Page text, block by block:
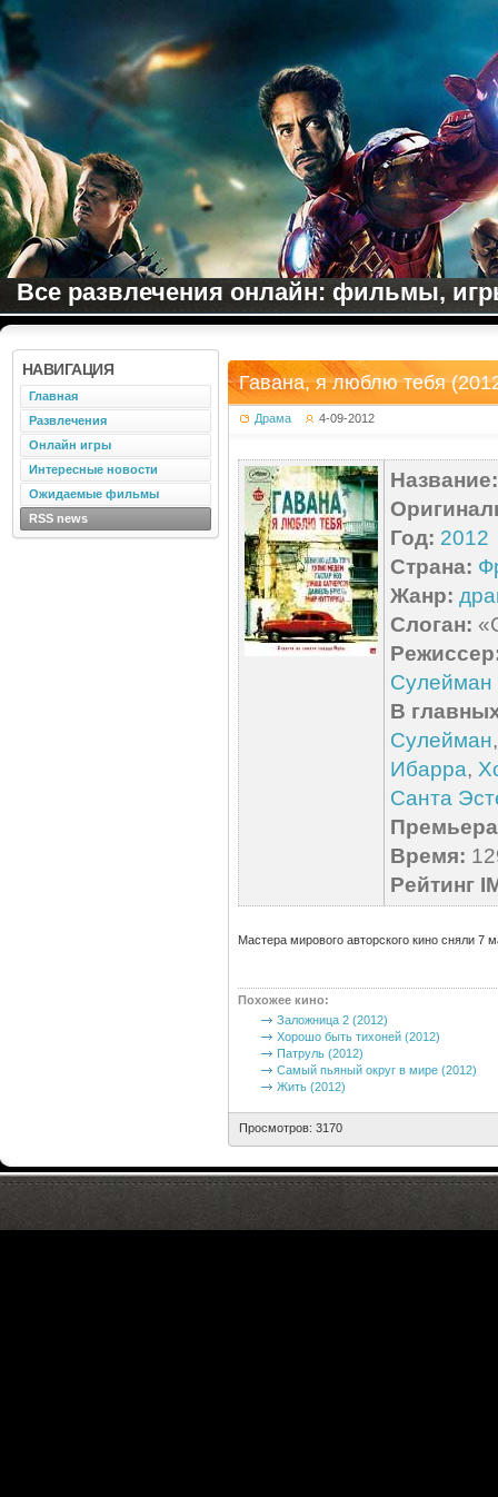
Все развлечения онлайн: фильмы,
Гавана, я люблю тебя
Драма 4-09-2012
Название:
Год: 2012
Страна:
Жанр:
Слоган:
Сулейман
В
Сулейман
Ибарра,
Санта
Время:
Рейтинг
Мастера мирового авторского кино сняли 7
Похожее кино:
Заложница 2 (2012)
Хорошо быть тихоней (2012)
Патруль (2012)
Самый пьяный округ в мире (2012)
Жить (2012)
Просмотров: 3170
НАВИГАЦИЯ
Главная
Развлечения
Онлайн игры
Интересные новости
Ожидаемые фильмы
RSS news